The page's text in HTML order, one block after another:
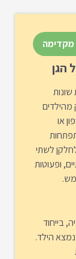
מקדימה
שונות
או
לשתי
ופעוטות
בייחוד
הילד.